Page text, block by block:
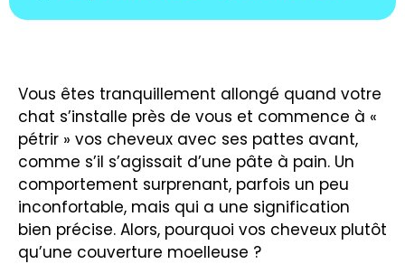
Vous êtes tranquillement allongé quand votre
chat s’installe près de vous et commence à «
pétrir » vos cheveux avec ses pattes avant,
comme s’il s’agissait d’une pâte à pain. Un
comportement surprenant, parfois un peu
inconfortable, mais qui a une signification
bien précise. Alors, pourquoi vos cheveux plutôt
qu’une couverture moelleuse ?